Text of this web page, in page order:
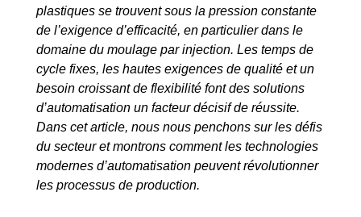
plastiques se trouvent sous la pression constante
de l’exigence d’efficacité, en particulier dans le
domaine du moulage par injection. Les temps de
cycle fixes, les hautes exigences de qualité et un
besoin croissant de flexibilité font des solutions
d’automatisation un facteur décisif de réussite.
Dans cet article, nous nous penchons sur les défis
du secteur et montrons comment les technologies
modernes d’automatisation peuvent révolutionner
les processus de production.